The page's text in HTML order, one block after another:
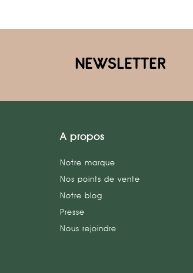
NEWSLETTER
A propos
Notre marque
Nos points de vente
Notre blog
Presse
Nous rejoindre